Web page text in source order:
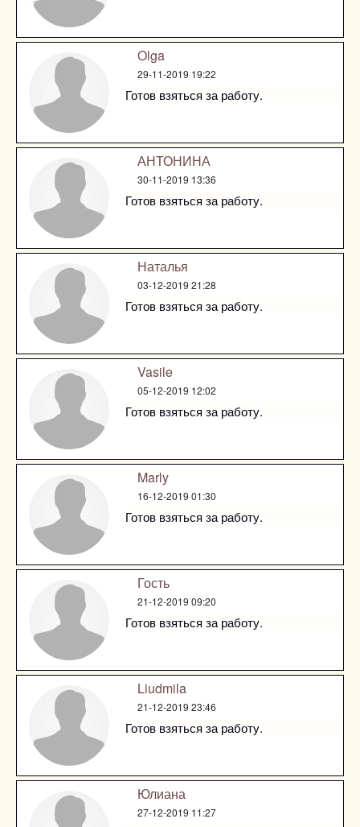
Olga
29-11-2019 19:22
Готов взяться за работу.
АНТОНИНА
30-11-2019 13:36
Готов взяться за работу.
Наталья
03-12-2019 21:28
Готов взяться за работу.
Vasile
05-12-2019 12:02
Готов взяться за работу.
Marly
16-12-2019 01:30
Готов взяться за работу.
Гость
21-12-2019 09:20
Готов взяться за работу.
Liudmila
21-12-2019 23:46
Готов взяться за работу.
Юлиана
27-12-2019 11:27